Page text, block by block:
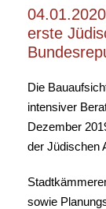
erste
Die
intensiver
Dezember
der Jüdischen
sowie